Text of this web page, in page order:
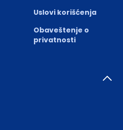
Uslovi korišćenja
Obaveštenje o
privatnosti